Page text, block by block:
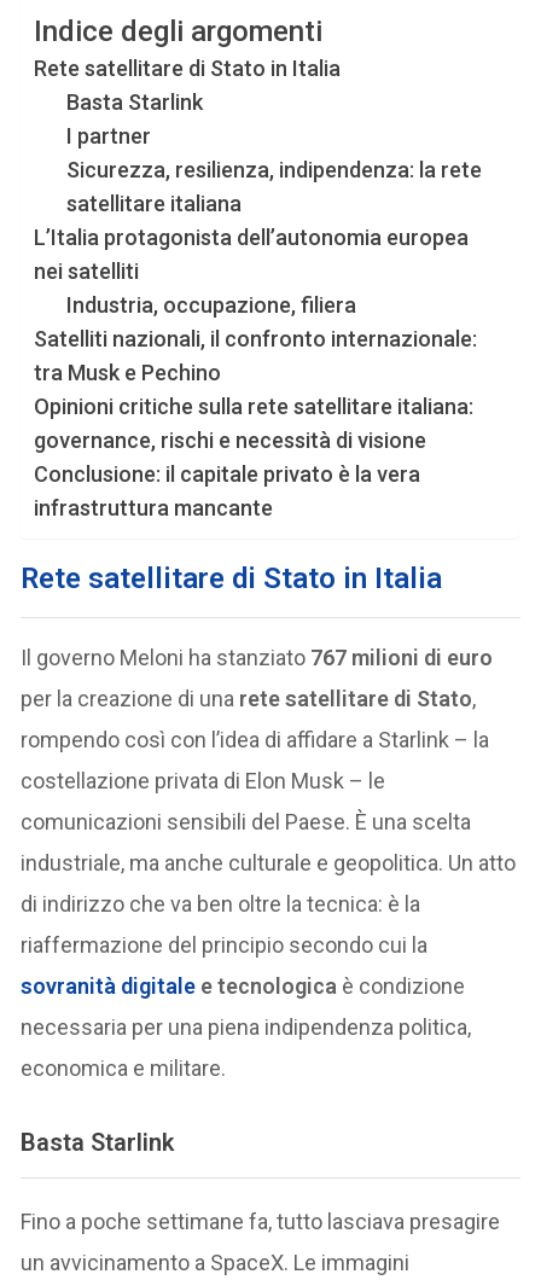
Indice degli argomenti
Rete satellitare di Stato in Italia
Basta Starlink
I partner
Sicurezza, resilienza, indipendenza: la rete
satellitare italiana
L’Italia protagonista dell’autonomia europea
nei satelliti
Industria, occupazione, filiera
Satelliti nazionali, il confronto internazionale:
tra Musk e Pechino
Opinioni critiche sulla rete satellitare italiana:
governance, rischi e necessità di visione
Conclusione: il capitale privato è la vera
infrastruttura mancante
Rete satellitare di Stato in Italia
Il governo Meloni ha stanziato 767 milioni di euro
per la creazione di una rete satellitare di Stato,
rompendo così con l’idea di affidare a Starlink – la
costellazione privata di Elon Musk – le
comunicazioni sensibili del Paese. È una scelta
industriale, ma anche culturale e geopolitica. Un atto
di indirizzo che va ben oltre la tecnica: è la
riaffermazione del principio secondo cui la
sovranità digitale e tecnologica è condizione
necessaria per una piena indipendenza politica,
economica e militare.
Basta Starlink
Fino a poche settimane fa, tutto lasciava presagire
un avvicinamento a SpaceX. Le immagini